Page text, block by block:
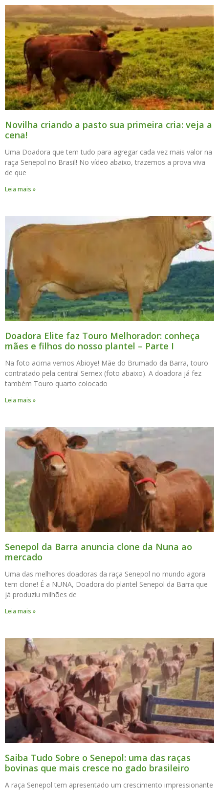
Novilha criando a pasto sua primeira cria: veja a
cena!
Uma Doadora que tem tudo para agregar cada vez mais valor na
raça Senepol no Brasil! No vídeo abaixo, trazemos a prova viva
de que
Leia mais »
Doadora Elite faz Touro Melhorador: conheça
mães e filhos do nosso plantel – Parte I
Na foto acima vemos Abioye! Mãe do Brumado da Barra, touro
contratado pela central Semex (foto abaixo). A doadora já fez
também Touro quarto colocado
Leia mais »
Senepol da Barra anuncia clone da Nuna ao
mercado
Uma das melhores doadoras da raça Senepol no mundo agora
tem clone! É a NUNA, Doadora do plantel Senepol da Barra que
já produziu milhões de
Leia mais »
Saiba Tudo Sobre o Senepol: uma das raças
bovinas que mais cresce no gado brasileiro
A raça Senepol tem apresentado um crescimento impressionante